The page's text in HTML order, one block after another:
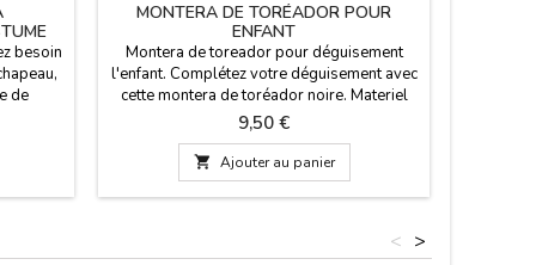
besoin
de
MONTERA DE TORÉADOR POUR
ENFANT
Montera de toreador pour déguisement
l'enfant. Complétez votre déguisement avec
cette montera de toréador noire. Materiel
synthétiques avec une doublure
rouge.Disponible en deux tailles: large (18
cm de diamètre) et petite (14 cm).
Prix
9,50 €
 Ajouter au panier
>
<